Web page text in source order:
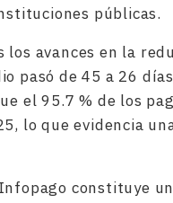
públicas.
avances en la
pasó de 45 a 26
el 95.7 % de los
lo que evidencia
constituye